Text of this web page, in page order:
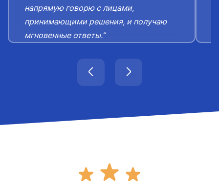
напрямую говорю с лицами,
принимающими решения, и получаю
мгновенные ответы.”